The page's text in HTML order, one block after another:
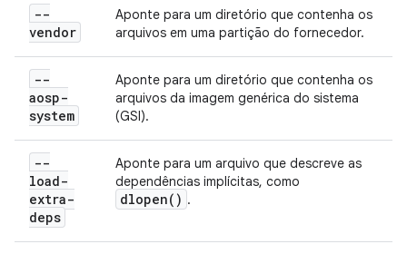
--
vendor
Aponte para um diretório que contenha os
arquivos em uma partição do fornecedor.
--
aosp-
system
Aponte para um diretório que contenha os
arquivos da imagem genérica do sistema
(GSI).
--
load-
extra-
deps
Aponte para um arquivo que descreve as
dependências implícitas, como
dlopen( ) .